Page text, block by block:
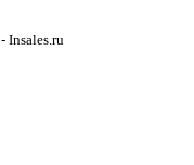
- Insales.ru